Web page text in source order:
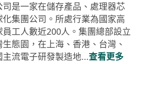
是一家在儲存產品、處理器芯
集團公司。所處行業為國家高
工人數近200人。集團總部設立
態園，在上海、香港、台灣、
流電子研發製造地...查看更多